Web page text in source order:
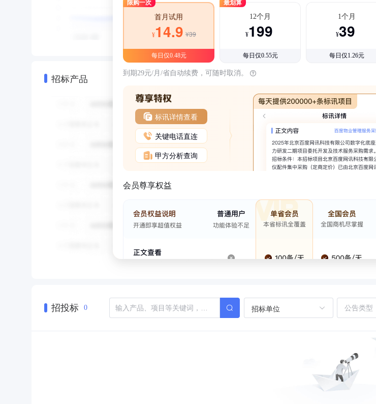
招标产品
限购一次
首月试用
¥14.9 ¥39
每日仅0.48元
最划算
12个月
¥199
每日仅0.55元
1个月
¥39
每日仅1.26元
到期29元/月/省自动续费，可随时取消。
标讯详情查看
关键电话直连
甲方分析查询
会员尊享权益
招投标 0 招标单位